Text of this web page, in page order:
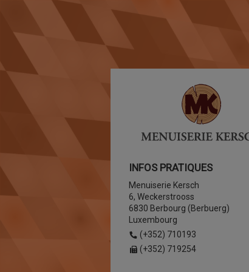
INFOS PRATIQUES
Menuiserie Kersch
6, Weckerstrooss
6830 Berbourg (Berbuerg)
Luxembourg
(+352) 710193
(+352) 719254